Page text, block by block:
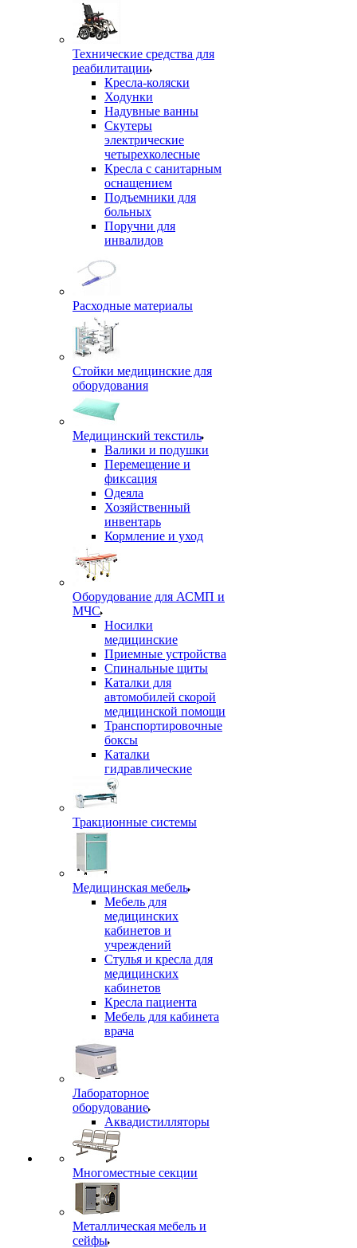
Технические средства для
реабилитации
Кресла-коляски
Ходунки
Надувные ванны
Скутеры
электрические
четырехколесные
Кресла с санитарным
оснащением
Подъемники для
больных
Поручни для
инвалидов
Расходные материалы
Стойки медицинские для
оборудования
Медицинский текстиль
Валики и подушки
Перемещение и
фиксация
Одеяла
Хозяйственный
инвентарь
Кормление и уход
Оборудование для АСМП и
МЧС
Носилки
медицинские
Приемные устройства
Спинальные щиты
Каталки для
автомобилей скорой
медицинской помощи
Транспортировочные
боксы
Каталки
гидравлические
Тракционные системы
Медицинская мебель
Мебель для
медицинских
кабинетов и
учреждений
Стулья и кресла для
медицинских
кабинетов
Кресла пациента
Мебель для кабинета
врача
Лабораторное
оборудование
Аквадистилляторы
Многоместные секции
Металлическая мебель и
сейфы